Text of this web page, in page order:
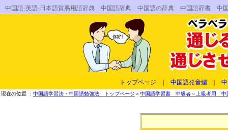
中国語-英語-日本語貿易用語辞典 中国語辞典 中国語の辞典 中国語辞書
トップページ 中国語発音編
現在の位置 ： 中国語学習法・中国語勉強法 トップページ ＞中国語学習書 中級者～上級者用 中